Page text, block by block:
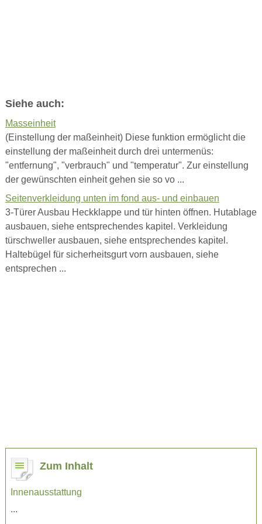
Siehe auch:
Masseinheit
(Einstellung der maßeinheit) Diese funktion ermöglicht die
einstellung der maßeinheit durch drei untermenüs:
"entfernung", "verbrauch" und "temperatur". Zur einstellung
der gewünschten einheit gehen sie so vo ...
Seitenverkleidung unten im fond aus- und einbauen
3-Türer Ausbau Heckklappe und tür hinten öffnen. Hutablage
ausbauen, siehe entsprechendes kapitel. Verkleidung
türschweller ausbauen, siehe entsprechendes kapitel.
Haltebügel für sicherheitsgurt vorn ausbauen, siehe
entsprechen ...
Zum Inhalt
Innenausstattung
...